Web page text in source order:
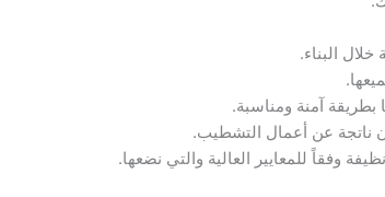
البناء.
بطريقة آمنة ومناسبة.
ناتجة عن أعمال التشطيب.
وفقاً للمعايير العالية والتي نضعها.